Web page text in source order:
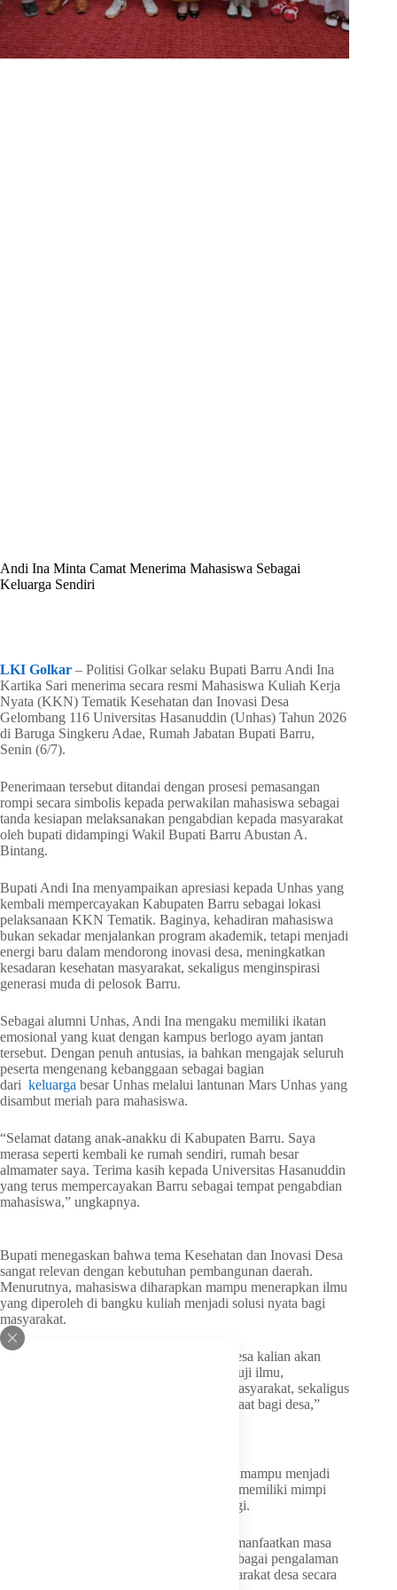
Andi Ina Minta Camat Menerima Mahasiswa Sebagai
Keluarga Sendiri
LKI Golkar – Politisi Golkar selaku Bupati Barru Andi Ina
Kartika Sari menerima secara resmi Mahasiswa Kuliah Kerja
Nyata (KKN) Tematik Kesehatan dan Inovasi Desa
Gelombang 116 Universitas Hasanuddin (Unhas) Tahun 2026
di Baruga Singkeru Adae, Rumah Jabatan Bupati Barru,
Senin (6/7).
Penerimaan tersebut ditandai dengan prosesi pemasangan
rompi secara simbolis kepada perwakilan mahasiswa sebagai
tanda kesiapan melaksanakan pengabdian kepada masyarakat
oleh bupati didampingi Wakil Bupati Barru Abustan A.
Bintang.
Bupati Andi Ina menyampaikan apresiasi kepada Unhas yang
kembali mempercayakan Kabupaten Barru sebagai lokasi
pelaksanaan KKN Tematik. Baginya, kehadiran mahasiswa
bukan sekadar menjalankan program akademik, tetapi menjadi
energi baru dalam mendorong inovasi desa, meningkatkan
kesadaran kesehatan masyarakat, sekaligus menginspirasi
generasi muda di pelosok Barru.
Sebagai alumni Unhas, Andi Ina mengaku memiliki ikatan
emosional yang kuat dengan kampus berlogo ayam jantan
tersebut. Dengan penuh antusias, ia bahkan mengajak seluruh
peserta mengenang kebanggaan sebagai bagian
dari keluarga besar Unhas melalui lantunan Mars Unhas yang
disambut meriah para mahasiswa.
“Selamat datang anak-anakku di Kabupaten Barru. Saya
merasa seperti kembali ke rumah sendiri, rumah besar
almamater saya. Terima kasih kepada Universitas Hasanuddin
yang terus mempercayakan Barru sebagai tempat pengabdian
mahasiswa,” ungkapnya.
Bupati menegaskan bahwa tema Kesehatan dan Inovasi Desa
sangat relevan dengan kebutuhan pembangunan daerah.
Menurutnya, mahasiswa diharapkan mampu menerapkan ilmu
yang diperoleh di bangku kuliah menjadi solusi nyata bagi
masyarakat.
“Di kampus kalian belajar teori, tetapi di desa kalian akan
belajar kehidupan. Di sanalah kalian menguji ilmu,
membangun empati, beradaptasi dengan masyarakat, sekaligus
menghadirkan inovasi yang memberi manfaat bagi desa,”
Lebih dari itu, ia berharap para mahasiswa mampu menjadi
sumber inspirasi bagi anak-anak desa agar memiliki mimpi
melanjutkan pendidikan ke perguruan tinggi.
Bupati juga mengajak para mahasiswa memanfaatkan masa
pengabdian selama kurang lebih 40 hari sebagai pengalaman
berharga untuk mengenal kehidupan masyarakat desa secara